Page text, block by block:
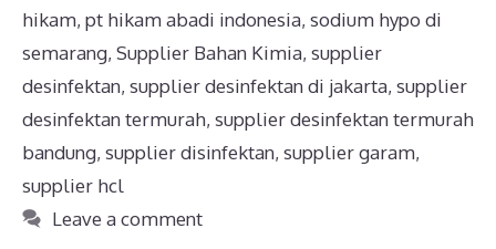
hikam, pt hikam abadi indonesia, sodium hypo di
semarang, Supplier Bahan Kimia, supplier
desinfektan, supplier desinfektan di jakarta, supplier
desinfektan termurah, supplier desinfektan termurah
bandung, supplier disinfektan, supplier garam,
supplier hcl
Leave a comment